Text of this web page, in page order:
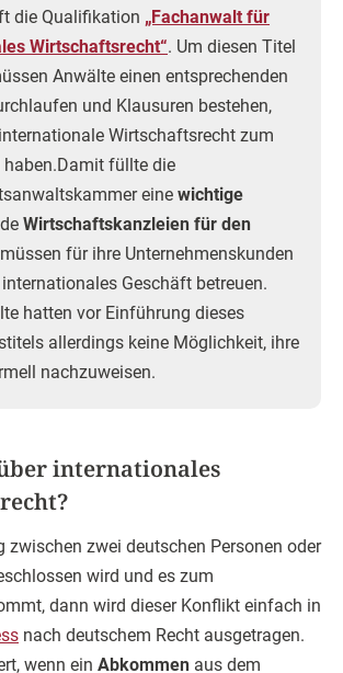
die Qualifikation „Fachanwalt für
Wirtschaftsrecht“. Um diesen Titel
Anwälte einen entsprechenden
und Klausuren bestehen,
Wirtschaftsrecht zum
haben.Damit füllte die
eine wichtige
Wirtschaftskanzleien für den
müssen für ihre Unternehmenskunden
Geschäft betreuen.
hatten vor Einführung dieses
allerdings keine Möglichkeit, ihre
nachzuweisen.
internationales
zwischen zwei deutschen Personen oder
wird und es zum
dann wird dieser Konflikt einfach in
nach deutschem Recht ausgetragen.
wenn ein Abkommen aus dem